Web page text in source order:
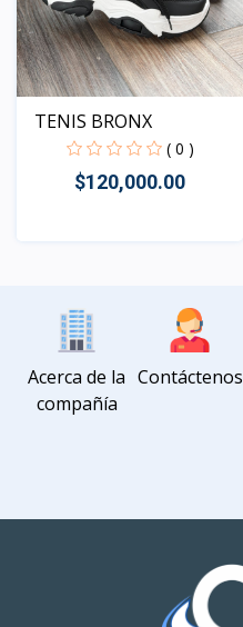
TENIS BRONX
( 0 )
$120,000.00
Acerca de la
compañía
Contáctenos